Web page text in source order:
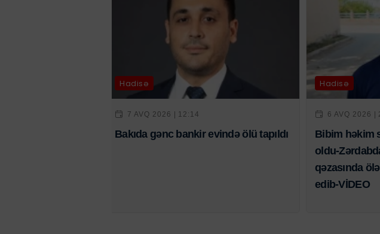
Hadisə
7 AVQ 2026 | 12:14
Bakıda gənc bankir evində ölü tapıldı
Hadisə
6 AVQ 2026 |
Bibim həkim
oldu-
qəzasında
edib-VİDEO